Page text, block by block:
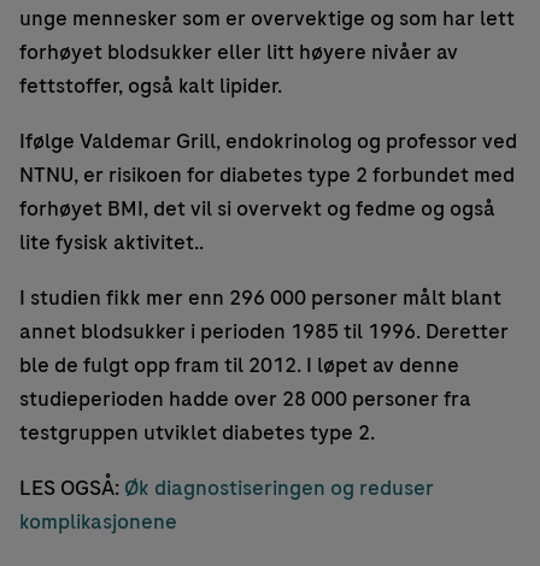
unge mennesker som er overvektige og som har lett
forhøyet blodsukker eller litt høyere nivåer av
fettstoffer, også kalt lipider.
Ifølge Valdemar Grill, endokrinolog og professor ved
NTNU, er risikoen for diabetes type 2 forbundet med
forhøyet BMI, det vil si overvekt og fedme og også
lite fysisk aktivitet..
I studien fikk mer enn 296 000 personer målt blant
annet blodsukker i perioden 1985 til 1996. Deretter
ble de fulgt opp fram til 2012. I løpet av denne
studieperioden hadde over 28 000 personer fra
testgruppen utviklet diabetes type 2.
LES OGSÅ: Øk diagnostiseringen og reduser
komplikasjonene